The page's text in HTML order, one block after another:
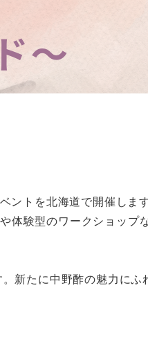
ントを北海道で開催しま
体験型のワークショップ
新たに中野酢の魅力に